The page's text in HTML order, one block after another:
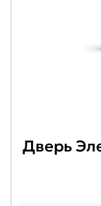
Дверь